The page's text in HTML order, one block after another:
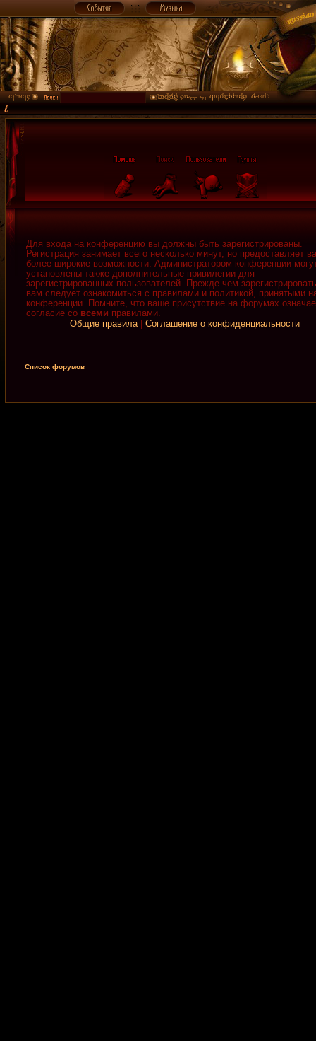
Для входа на конференцию вы должны быть зарегистрированы.
Регистрация занимает всего несколько минут, но предоставляет
более широкие возможности. Администратором конференции
установлены также дополнительные привилегии для
зарегистрированных пользователей. Прежде чем
вам следует ознакомиться с правилами и политикой, принятыми
конференции. Помните, что ваше присутствие на форумах
согласие со всеми правилами.
Общие правила| Соглашение о конфиденциальности
Список форумов